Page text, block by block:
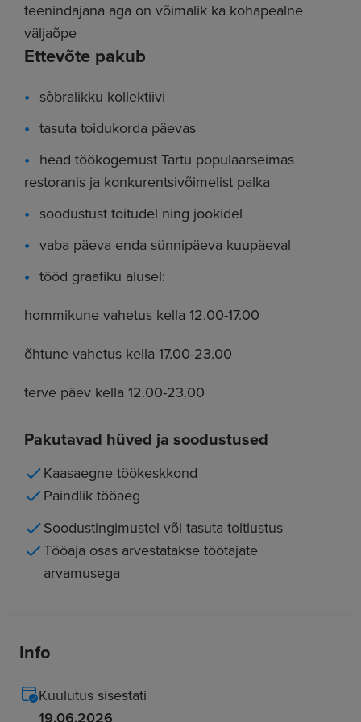
teenindajana aga on võimalik ka kohapealne
väljaõpe
Ettevõte pakub
sõbralikku kollektiivi
tasuta toidukorda päevas
head töökogemust Tartu populaarseimas
restoranis ja konkurentsivõimelist palka
soodustust toitudel ning jookidel
vaba päeva enda sünnipäeva kuupäeval
tööd graafiku alusel:
hommikune vahetus kella 12.00-17.00
õhtune vahetus kella 17.00-23.00
terve päev kella 12.00-23.00
Pakutavad hüved ja soodustused
Kaasaegne töökeskkond
Paindlik tööaeg
Soodustingimustel või tasuta toitlustus
Tööaja osas arvestatakse töötajate
arvamusega
Info
Kuulutus sisestati
19.06.2026